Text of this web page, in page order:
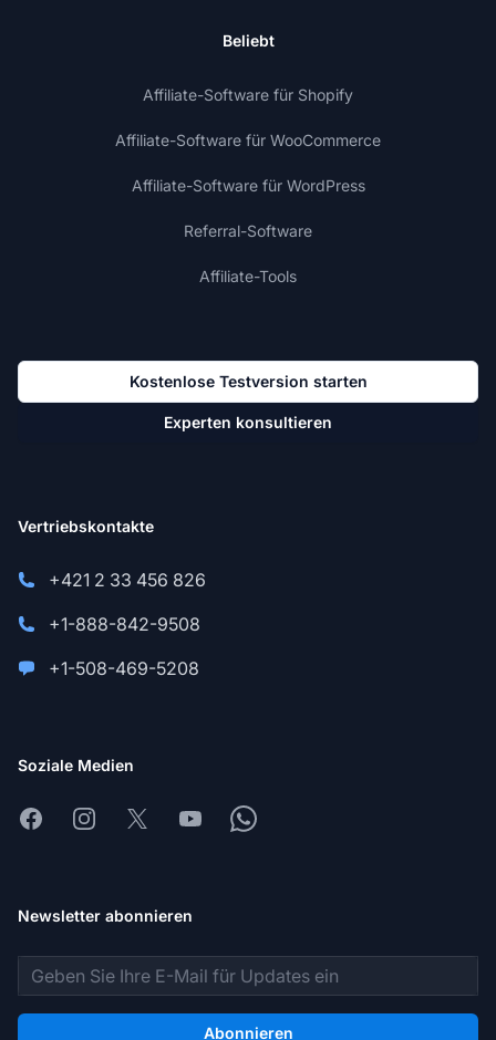
Beliebt
Affiliate-Software für Shopify
Affiliate-Software für WooCommerce
Affiliate-Software für WordPress
Referral-Software
Affiliate-Tools
Kostenlose Testversion starten
Experten konsultieren
Vertriebskontakte
+421 2 33 456 826
+1-888-842-9508
+1-508-469-5208
Soziale Medien
FacebookInstagram
X YoutubeWhatsapp
Newsletter abonnieren
E-Mail-Adresse
Abonnieren